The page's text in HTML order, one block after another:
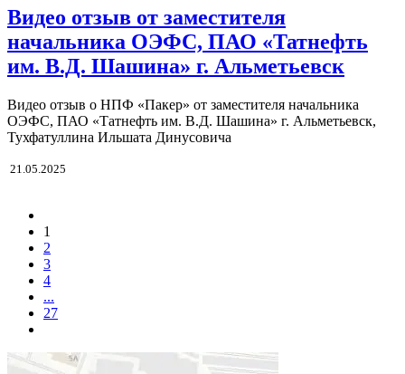
Видео отзыв от заместителя
начальника ОЭФС, ПАО «Татнефть
им. В.Д. Шашина» г. Альметьевск
Видео отзыв о НПФ «Пакер» от заместителя начальника
ОЭФС, ПАО «Татнефть им. В.Д. Шашина» г. Альметьевск,
Тухфатуллина Ильшата Динусовича
21.05.2025
1
2
3
4
...
27